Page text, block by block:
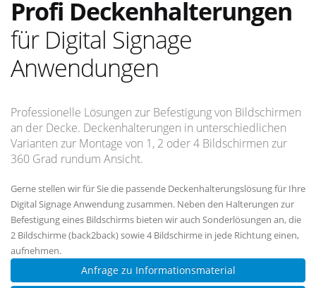
Profi Deckenhalterungen
für Digital Signage
Anwendungen
Professionelle Lösungen zur Befestigung von Bildschirmen
an der Decke. Deckenhalterungen in unterschiedlichen
Varianten zur Montage von 1, 2 oder 4 Bildschirmen zur
360 Grad rundum Ansicht.
Gerne stellen wir für Sie die passende Deckenhalterungslösung für Ihre
Digital Signage Anwendung zusammen. Neben den Halterungen zur
Befestigung eines Bildschirms bieten wir auch Sonderlösungen an, die
2 Bildschirme (back2back) sowie 4 Bildschirme in jede Richtung einen,
aufnehmen.
Anfrage zu Informationsmaterial